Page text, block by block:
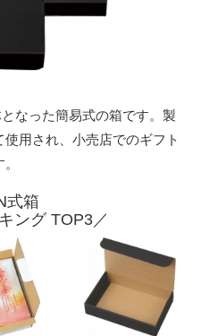
なった簡易式の箱です。製
用され、小売店でのギフト
式箱
ング TOP3／